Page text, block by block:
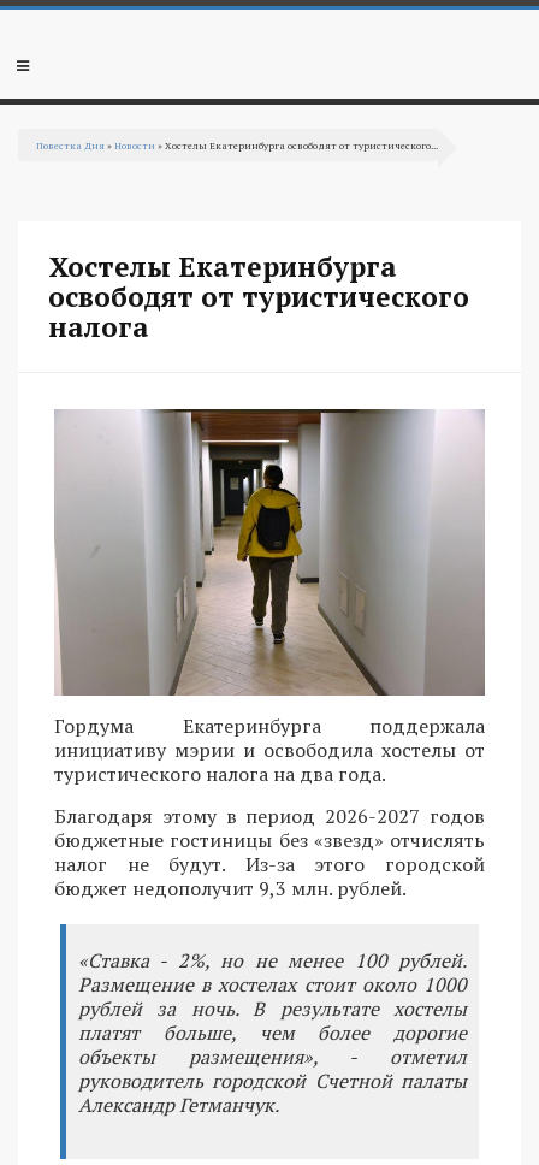
Перейти к основному содержанию
Мобильное
Повестка Дня »Новости » Хостелы Екатеринбурга освободят от туристического...
Хостелы Екатеринбурга
освободят от туристического
налога
Гордума Екатеринбурга поддержала
инициативу мэрии и освободила хостелы от
туристического налога на два года.
Благодаря этому в период 2026-2027 годов
бюджетные гостиницы без «звезд» отчислять
налог не будут. Из-за этого городской
бюджет недополучит 9,3 млн. рублей.
«Ставка - 2%, но не менее 100 рублей.
Размещение в хостелах стоит около 1000
рублей за ночь. В результате хостелы
платят больше, чем более дорогие
объекты размещения», - отметил
руководитель городской Счетной палаты
Александр Гетманчук.